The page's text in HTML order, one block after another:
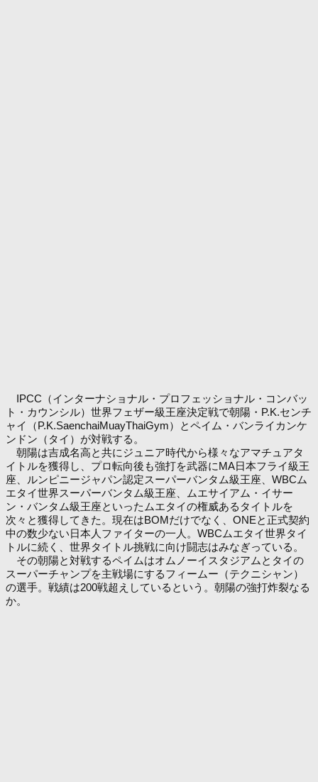
IPCC（インターナショナル・プロフェッショナル・コンバッ
ト・カウンシル）世界フェザー級王座決定戦で朝陽・P.K.センチ
ャイ（P.K.SaenchaiMuayThaiGym）とペイム・バンライカンケ
ンドン（タイ）が対戦する。
朝陽は吉成名高と共にジュニア時代から様々なアマチュアタ
イトルを獲得し、プロ転向後も強打を武器にMA日本フライ級王
座、ルンピニージャパン認定スーパーバンタム級王座、WBCム
エタイ世界スーパーバンタム級王座、ムエサイアム・イサー
ン・バンタム級王座といったムエタイの権威あるタイトルを
次々と獲得してきた。現在はBOMだけでなく、ONEと正式契約
中の数少ない日本人ファイターの一人。WBCムエタイ世界タイ
トルに続く、世界タイトル挑戦に向け闘志はみなぎっている。
その朝陽と対戦するペイムはオムノーイスタジアムとタイの
スーパーチャンプを主戦場にするフィームー（テクニシャン）
の選手。戦績は200戦超えしているという。朝陽の強打炸裂なる
か。